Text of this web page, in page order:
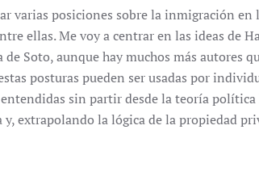
varias posiciones sobre la inmigración en
ellas. Me voy a centrar en las ideas de
Soto, aunque hay muchos más autores
posturas pueden ser usadas por
sin partir desde la teoría
extrapolando la lógica de la propiedad